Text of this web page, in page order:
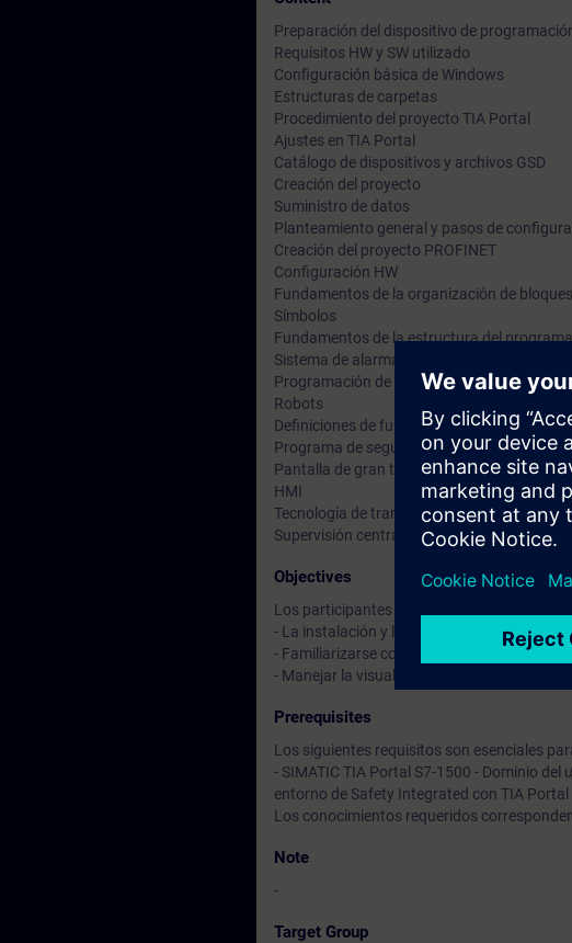
Preparación del dispositivo de
Requisitos HW y SW utilizado
Configuración básica de Windows
Estructuras de carpetas
Procedimiento del proyecto TIA Portal
Ajustes en TIA Portal
Catálogo de dispositivos y archivos GSD
Creación del proyecto
Suministro de datos
Planteamiento general y pasos de
Creación del proyecto PROFINET
Configuración HW
Fundamentos de la organización de bloques
Símbolos
Fundamentos de la estructura del programa
Sistema de alarmas ProDiag
Programación de un programa secuencial
Robots
Definiciones de funciones
Programa de seguridad
Pantalla de gran tamaño
HMI
Tecnología de transporte con múltiples
Supervisión central de la planta
Objectives
Los participantes adquirirán destreza en el
- La instalación y la configuración de
- Familiarizarse con la estructura del
- Manejar la visualización y estar
Prerequisites
Los siguientes requisitos son esenciales
- SIMATIC TIA Portal S7-1500 - Dominio
entorno de Safety Integrated con TIA Portal
Los conocimientos requeridos
Note
-
Target Group